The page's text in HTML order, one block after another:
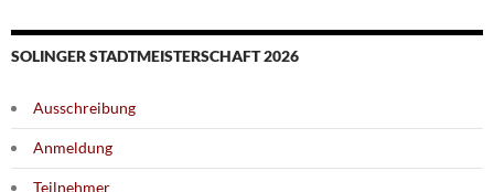
SOLINGER STADTMEISTERSCHAFT 2026
Ausschreibung
Anmeldung
Teilnehmer